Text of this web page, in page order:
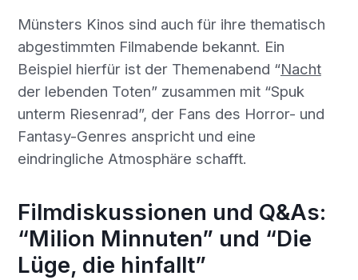
Münsters Kinos sind auch für ihre thematisch
abgestimmten Filmabende bekannt. Ein
Beispiel hierfür ist der Themenabend “Nacht
der lebenden Toten” zusammen mit “Spuk
unterm Riesenrad”, der Fans des Horror- und
Fantasy-Genres anspricht und eine
eindringliche Atmosphäre schafft.
Filmdiskussionen und Q&As:
“Milion Minnuten” und “Die
Lüge, die hinfallt”